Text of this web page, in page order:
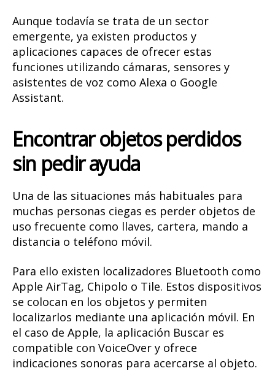
Aunque todavía se trata de un sector
emergente, ya existen productos y
aplicaciones capaces de ofrecer estas
funciones utilizando cámaras, sensores y
asistentes de voz como Alexa o Google
Assistant.
Encontrar objetos perdidos
sin pedir ayuda
Una de las situaciones más habituales para
muchas personas ciegas es perder objetos de
uso frecuente como llaves, cartera, mando a
distancia o teléfono móvil.
Para ello existen localizadores Bluetooth como
Apple AirTag, Chipolo o Tile. Estos dispositivos
se colocan en los objetos y permiten
localizarlos mediante una aplicación móvil. En
el caso de Apple, la aplicación Buscar es
compatible con VoiceOver y ofrece
indicaciones sonoras para acercarse al objeto.